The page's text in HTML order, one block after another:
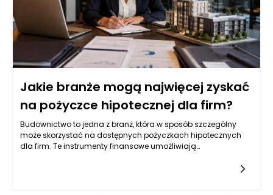
Jakie branże mogą najwięcej zyskać
na pożyczce hipotecznej dla firm?
Budownictwo to jedna z branż, która w sposób szczególny
może skorzystać na dostępnych pożyczkach hipotecznych
dla firm. Te instrumenty finansowe umożliwiają